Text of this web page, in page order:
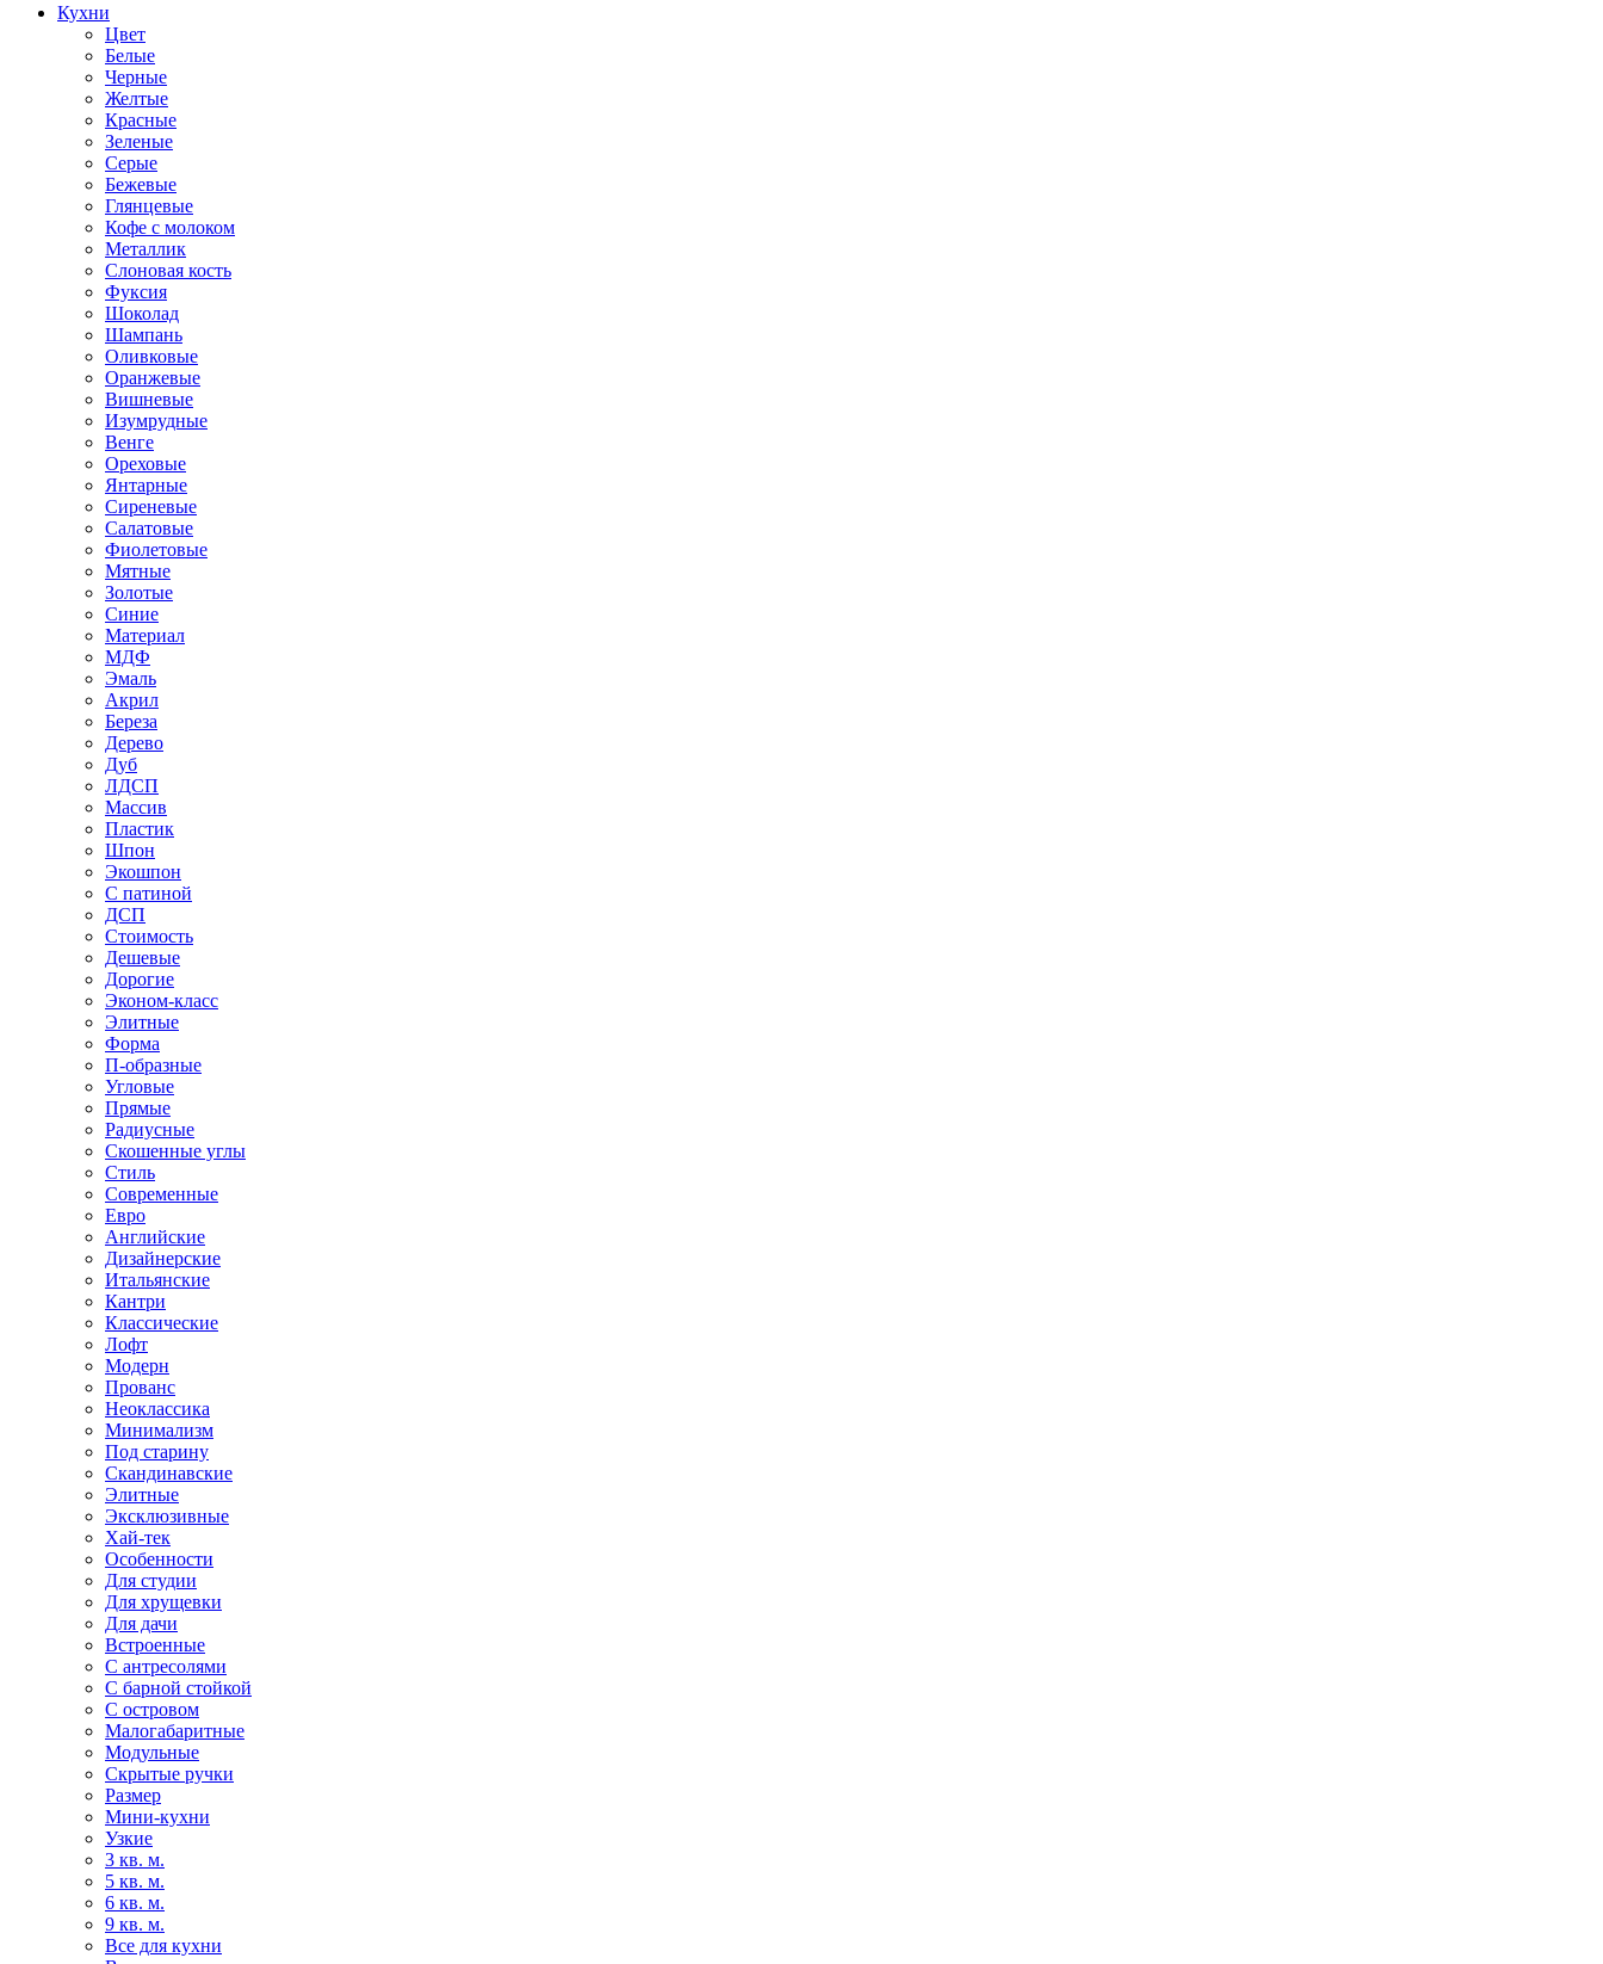
Кухни
Цвет
Белые
Черные
Желтые
Красные
Зеленые
Серые
Бежевые
Глянцевые
Кофе с молоком
Металлик
Слоновая кость
Фуксия
Шоколад
Шампань
Оливковые
Оранжевые
Вишневые
Изумрудные
Венге
Ореховые
Янтарные
Сиреневые
Салатовые
Фиолетовые
Мятные
Золотые
Синие
Материал
МДФ
Эмаль
Акрил
Береза
Дерево
Дуб
ЛДСП
Массив
Пластик
Шпон
Экошпон
С патиной
ДСП
Стоимость
Дешевые
Дорогие
Эконом-класс
Элитные
Форма
П-образные
Угловые
Прямые
Радиусные
Скошенные углы
Стиль
Современные
Евро
Английские
Дизайнерские
Итальянские
Кантри
Классические
Лофт
Модерн
Прованс
Неоклассика
Минимализм
Под старину
Скандинавские
Элитные
Эксклюзивные
Хай-тек
Особенности
Для студии
Для хрущевки
Для дачи
Встроенные
С антресолями
С барной стойкой
С островом
Малогабаритные
Модульные
Скрытые ручки
Размер
Мини-кухни
Узкие
3 кв. м.
5 кв. м.
6 кв. м.
9 кв. м.
Все для кухни